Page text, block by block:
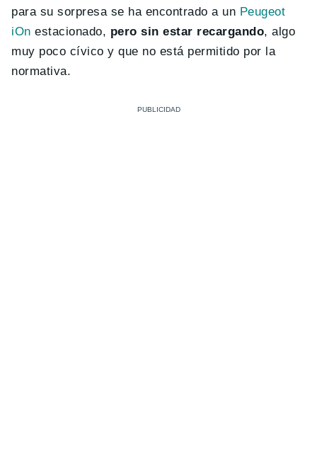
para su sorpresa se ha encontrado a un Peugeot
iOn estacionado, pero sin estar recargando, algo
muy poco cívico y que no está permitido por la
normativa.